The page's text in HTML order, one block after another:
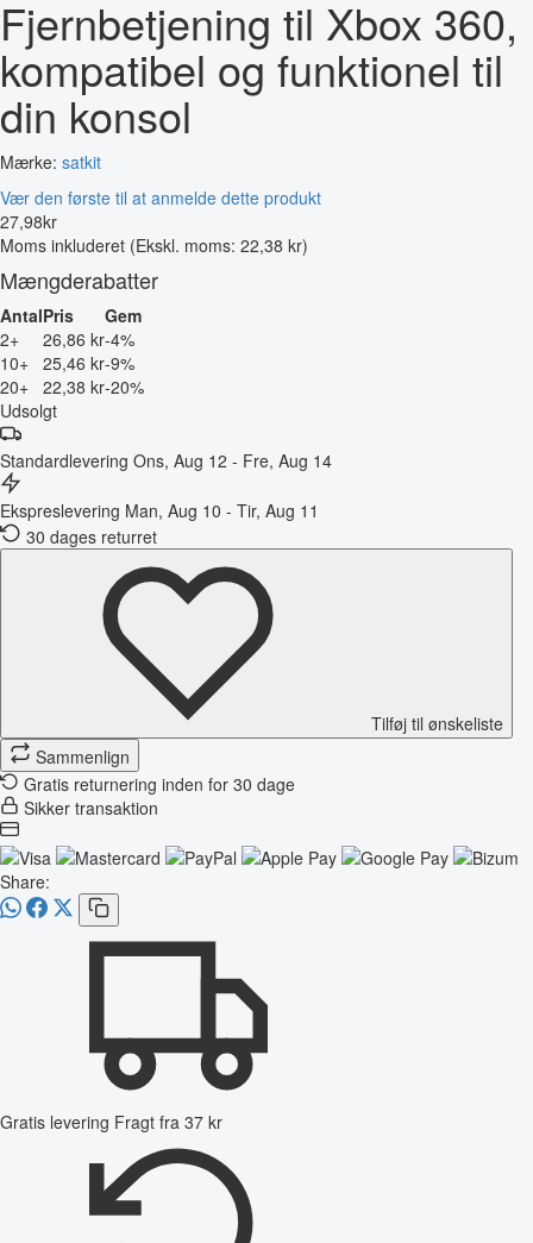
Fjernbetjening til Xbox 360,
kompatibel og funktionel til
din konsol
Mærke: satkit
Vær den første til at anmelde dette produkt
27,98kr
Moms inkluderet (Ekskl. moms: 22,38 kr)
Mængderabatter
AntalPris
Gem
2+
26,86 kr-4%
10+ 25,46 kr-9%
20+ 22,38 kr-20%
Udsolgt
Standardlevering Ons, Aug 12 - Fre, Aug 14
Ekspreslevering Man, Aug 10 - Tir, Aug 11
30 dages returret
Tilføj til ønskeliste
Sammenlign
Gratis returnering inden for 30 dage
Sikker transaktion
Share:
Gratis levering Fragt fra 37 kr